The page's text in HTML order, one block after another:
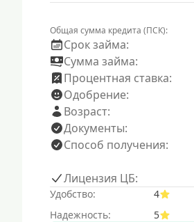
Общая сумма кредита (ПСК):
Срок займа:
Сумма займа:
Процентная ставка:
Одобрение:
Возраст:
Документы:
Способ получения:
Лицензия ЦБ:
Удобство: 4
Надежность:
5